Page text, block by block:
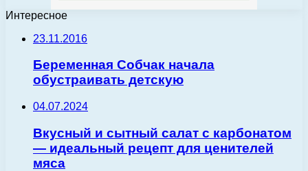
Интересное
23.11.2016
Беременная Собчак начала
обустраивать детскую
04.07.2024
Вкусный и сытный салат с карбонатом
— идеальный рецепт для ценителей
мяса